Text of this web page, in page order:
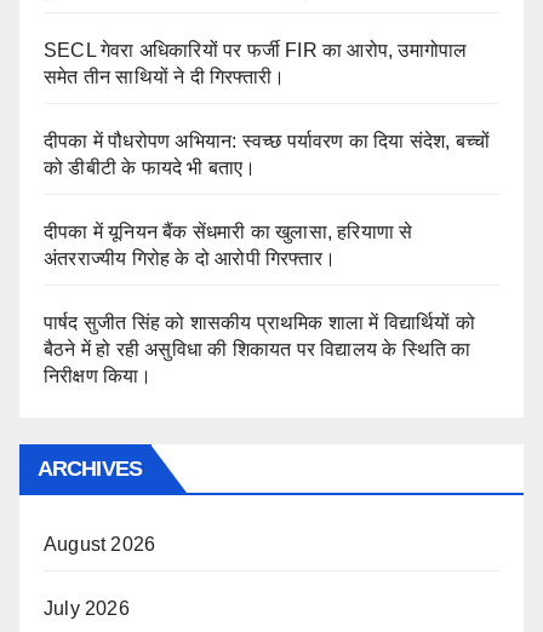
SECL गेवरा अधिकारियों पर फर्जी FIR का आरोप, उमागोपाल
समेत तीन साथियों ने दी गिरफ्तारी।
दीपका में पौधरोपण अभियान: स्वच्छ पर्यावरण का दिया संदेश, बच्चों
को डीबीटी के फायदे भी बताए।
दीपका में यूनियन बैंक सेंधमारी का खुलासा, हरियाणा से
अंतरराज्यीय गिरोह के दो आरोपी गिरफ्तार।
पार्षद सुजीत सिंह को शासकीय प्राथमिक शाला में विद्यार्थियों को
बैठने में हो रही असुविधा की शिकायत पर विद्यालय के स्थिति का
निरीक्षण किया।
ARCHIVES
August 2026
July 2026